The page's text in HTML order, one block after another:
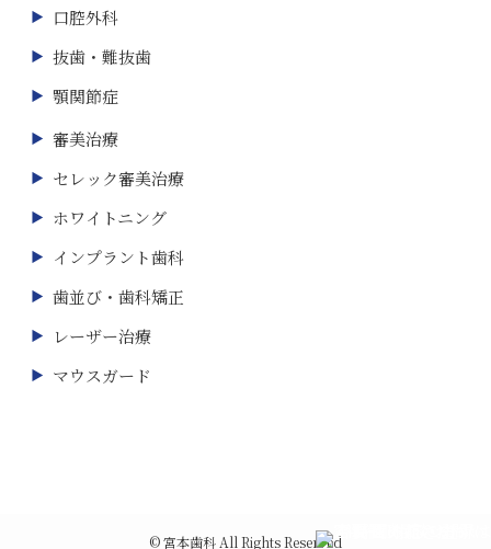
口腔外科
抜歯・難抜歯
顎関節症
審美治療
セレック審美治療
ホワイトニング
インプラント歯科
歯並び・歯科矯正
レーザー治療
マウスガード
©宮本歯科 All Rights Reserved